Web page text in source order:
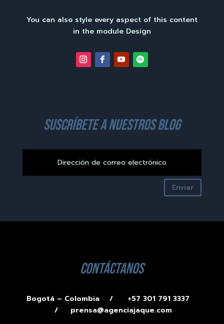
You can also style every aspect of this content
in the module Design
suscríbete a nuestros blog
Enviar
contáctanos
Bogotá – Colombia /
+57 301 791 3337
/ prensa@agenciajaque.com